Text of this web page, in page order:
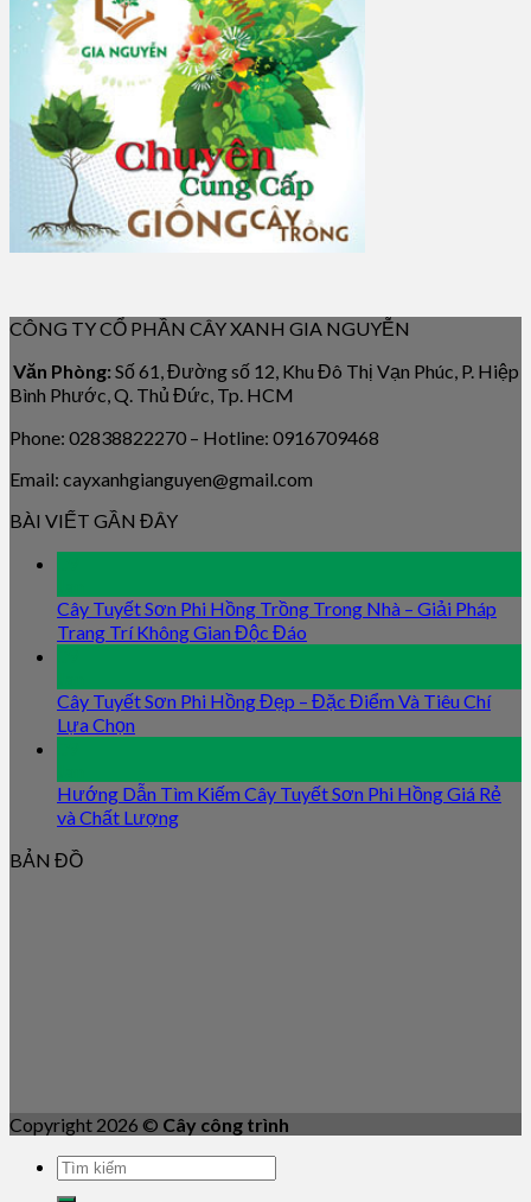
CÔNG TY CỔ PHẦN CÂY XANH GIA NGUYỄN
Văn Phòng: Số 61, Đường số 12, Khu Đô Thị Vạn Phúc, P. Hiệp
Bình Phước, Q. Thủ Đức, Tp. HCM
Phone: 02838822270 – Hotline: 0916709468
Email: cayxanhgianguyen@gmail.com
BÀI VIẾT GẦN ĐÂY
Cây Tuyết Sơn Phi Hồng Trồng Trong Nhà – Giải Pháp
Trang Trí Không Gian Độc Đáo
Cây Tuyết Sơn Phi Hồng Đẹp – Đặc Điểm Và Tiêu Chí
Lựa Chọn
Hướng Dẫn Tìm Kiếm Cây Tuyết Sơn Phi Hồng Giá Rẻ
và Chất Lượng
BẢN ĐỒ
Copyright 2026 © Cây công trình